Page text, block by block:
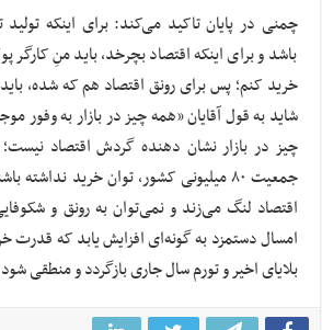
چمنی در پایان تاکید می‌کند: برای اینکه تولید
باشد و برای اینکه اقتصاد بچرخد، باید منِ
خرید کنم؛ پس برای رونق اقتصاد هم که شده،
شاید به قول آقایان «همه چیز در بازار به وفور
جمعیت ۸۰ میلیونی کشور، توان خرید
اقتصاد لنگ می‌زند و نمی‌توان به رونق و
امسال دستمزد به گونه‌ای افزایش یابد که قدرت
بلایای اخیر و تورم سال جاری بازگردد و منطقی